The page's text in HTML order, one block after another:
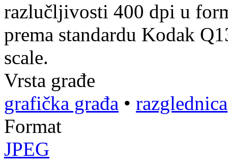
razlučljivosti 400 dpi u
prema standardu Kodak
scale.
Vrsta građe
grafička građa • razglednica
Format
JPEG